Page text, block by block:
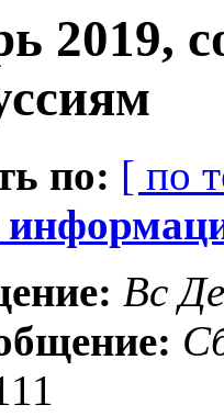
2019,
по: [ по
Вс